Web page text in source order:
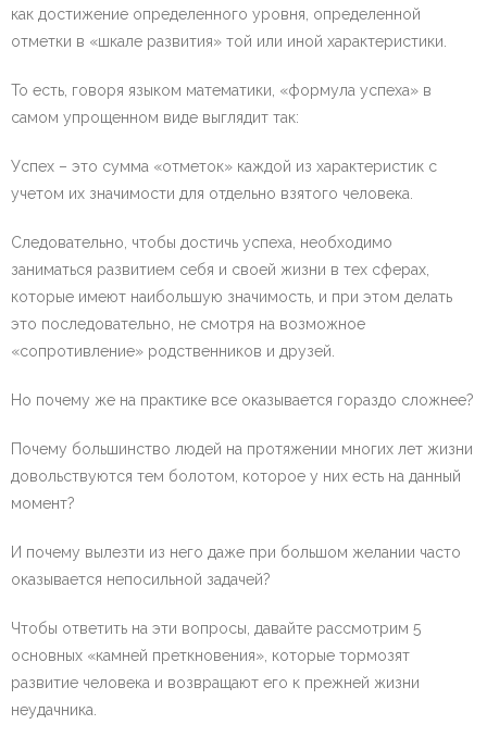
как достижение определенного уровня, определенной
отметки в «шкале развития» той или иной характеристики.
То есть, говоря языком математики, «формула успеха» в
самом упрощенном виде выглядит так:
Успех – это сумма «отметок» каждой из характеристик с
учетом их значимости для отдельно взятого человека.
Следовательно, чтобы достичь успеха, необходимо
заниматься развитием себя и своей жизни в тех сферах,
которые имеют наибольшую значимость, и при этом делать
это последовательно, не смотря на возможное
«сопротивление» родственников и друзей.
Но почему же на практике все оказывается гораздо сложнее?
Почему большинство людей на протяжении многих лет жизни
довольствуются тем болотом, которое у них есть на данный
момент?
И почему вылезти из него даже при большом желании часто
оказывается непосильной задачей?
Чтобы ответить на эти вопросы, давайте рассмотрим 5
основных «камней преткновения», которые тормозят
развитие человека и возвращают его к прежней жизни
неудачника.